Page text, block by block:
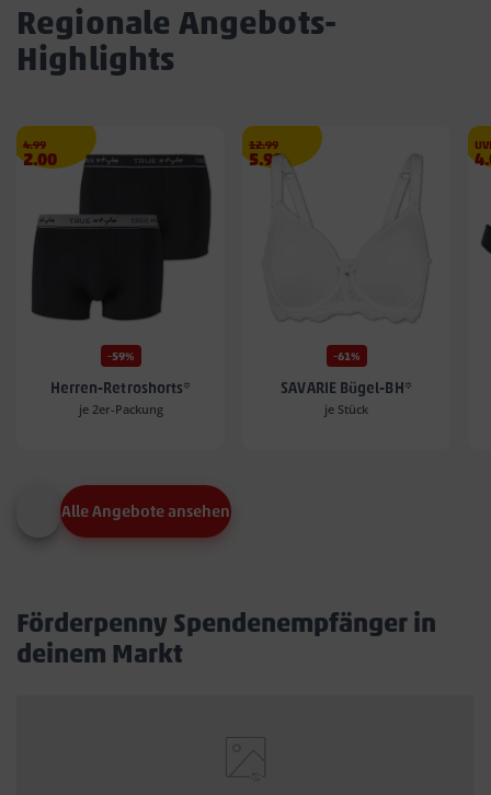
Regionale Angebots-
Highlights
Streichpreis
4.99€
Angebotspreis
2.00
2.00
-59%
Herren-Retroshorts*
je 2er-Packung
Streichpreis
12.99€
Angebotspreis
5.99
5.99
-61%
SAVARIE Bügel-BH*
je Stück
Alle Angebote ansehen
Förderpenny Spendenempfänger in
deinem Markt